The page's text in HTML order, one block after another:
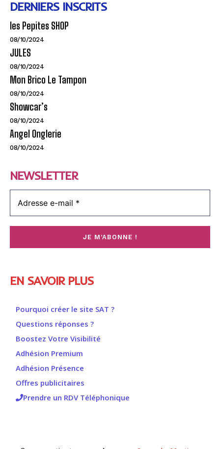
DERNIERS INSCRITS
les Pepites SHOP
08/10/2024
JULES
08/10/2024
Mon Brico Le Tampon
08/10/2024
Showcar’s
08/10/2024
Angel Onglerie
08/10/2024
NEWSLETTER
EN SAVOIR PLUS
Pourquoi créer le site SAT ?
Questions réponses ?
Boostez Votre Visibilité
Adhésion Premium
Adhésion Présence
Offres publicitaires
Prendre un RDV Téléphonique